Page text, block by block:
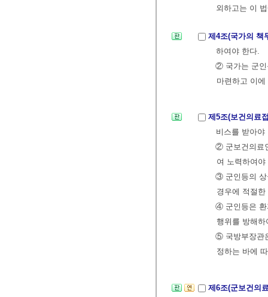
외하고는 이
제4조(국가의 책
하여야 한다.
② 국가는 군인
마련하고 이
제5조(보건의료
비스를 받아야
② 군보건의료
여 노력하여야
③ 군인등의 상
경우에 적절
④ 군인등은 환
행위를 방해
⑤ 국방부장관
정하는 바에
제6조(군보건의